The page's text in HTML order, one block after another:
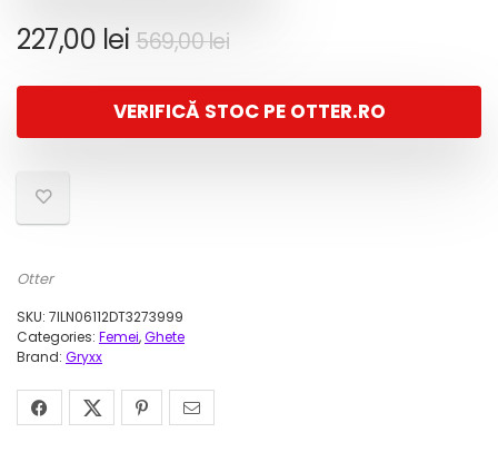
569,00leiPrețul
a
fost:
227,00 lei
Prețul
este:
227,00 lei.
VERIFICĂ STOC PE OTTER.RO
Otter
SKU: 7ILN06112DT3273999
Categories: Femei,Ghete
Brand: Gryxx